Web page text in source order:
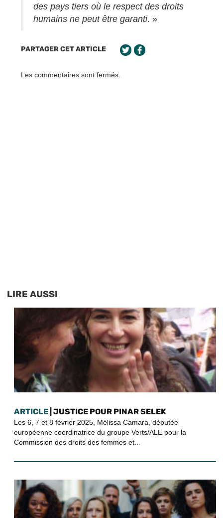
des pays tiers où le respect des droits
humains ne peut être garanti. »
PARTAGER CET ARTICLE
Les commentaires sont fermés.
LIRE AUSSI
ARTICLE | JUSTICE POUR PINAR SELEK
Les 6, 7 et 8 février 2025, Mélissa Camara, députée
européenne coordinatrice du groupe Verts/ALE pour la
Commission des droits des femmes et...